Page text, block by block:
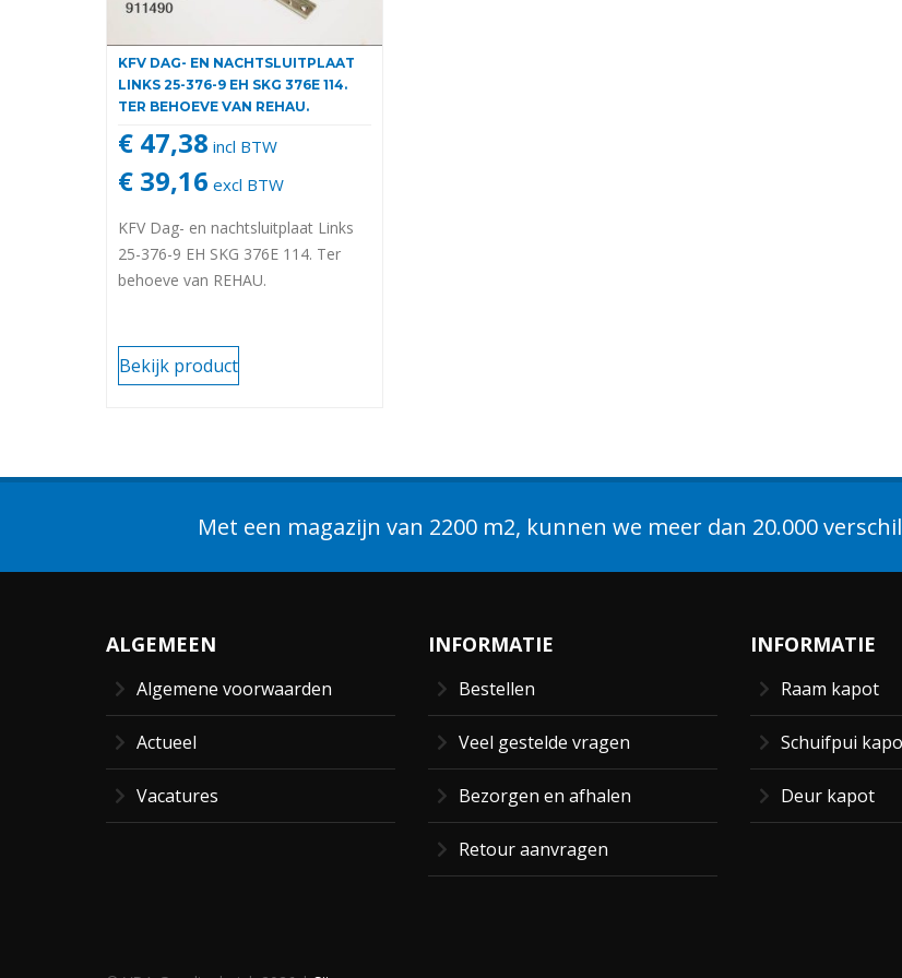
KFV DAG- EN NACHTSLUITPLAAT
LINKS 25-376-9 EH SKG 376E 114.
TER BEHOEVE VAN REHAU.
€ 47,38 incl BTW
€ 39,16 excl BTW
KFV Dag- en nachtsluitplaat Links
25-376-9 EH SKG 376E 114. Ter
behoeve van REHAU.
Bekijk product
Met een magazijn van 2200 m2, kunnen we meer dan 20.000
ALGEMEEN
Algemene voorwaarden
Actueel
Vacatures
INFORMATIE
Bestellen
Veel gestelde vragen
Bezorgen en afhalen
Retour aanvragen
INFORMATIE
Raam kapot
Schuifpui
Deur kapot